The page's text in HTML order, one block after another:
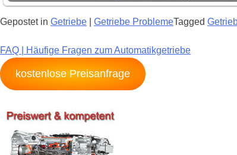
Gepostet in Getriebe Getriebe ProblemeTagged
Beitragsnavigation
FAQ | Häufige Fragen zum Automatikgetriebe
kostenlose Preisanfrage